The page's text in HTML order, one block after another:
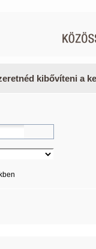
kibővíteni a